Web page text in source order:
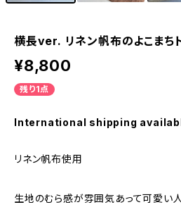
横長ver. リネン帆布のよこまち
¥8,800
残り1点
International shipping
リネン帆布使用
生地のむら感が雰囲気あって可愛い